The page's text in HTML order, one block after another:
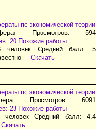
по экономической теории
Просмотров: 594
20 Похожие работы
человек Средний балл: 5
Скачать
по экономической теории
Просмотров: 6091
23 Похожие работы
человек Средний балл: 4.4
Скачать